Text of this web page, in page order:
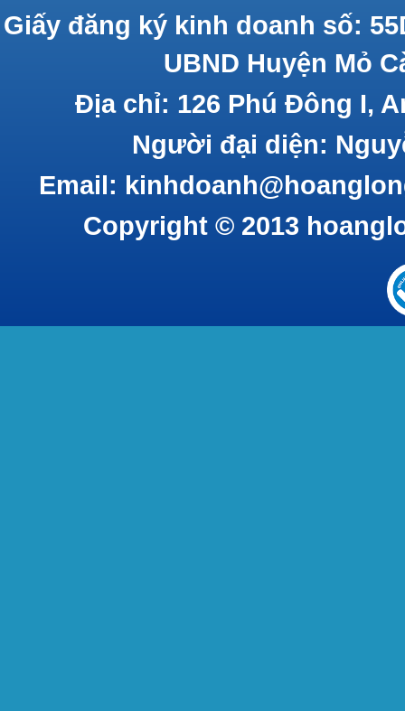
Giấy đăng ký kinh doanh số:
UBND Huyện Mỏ
Địa chỉ: 126 Phú Đông I,
Người đại diện:
Email:
Copyright © 2013